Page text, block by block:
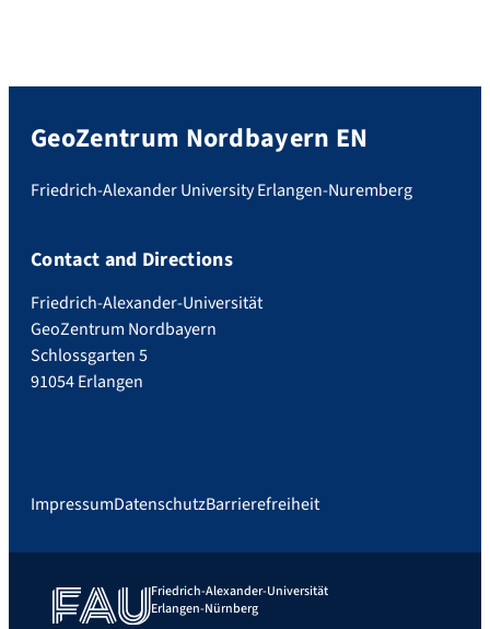
GeoZentrum Nordbayern EN
Friedrich-Alexander University Erlangen-Nuremberg
Contact and Directions
Friedrich-Alexander-Universität
GeoZentrum Nordbayern
Schlossgarten 5
91054 Erlangen
ImpressumDatenschutzBarrierefreiheit
Friedrich-Alexander-Universität
Erlangen-Nürnberg